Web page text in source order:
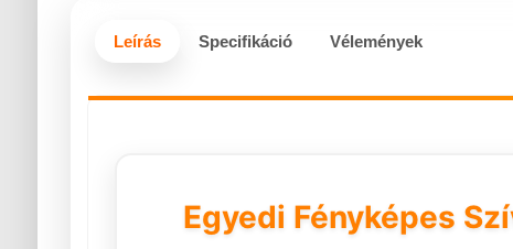
Leírás Specifikáció Vélemények
Egyedi Fényképes